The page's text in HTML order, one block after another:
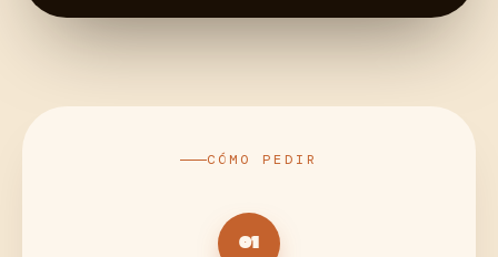
CÓMO PEDIR
01